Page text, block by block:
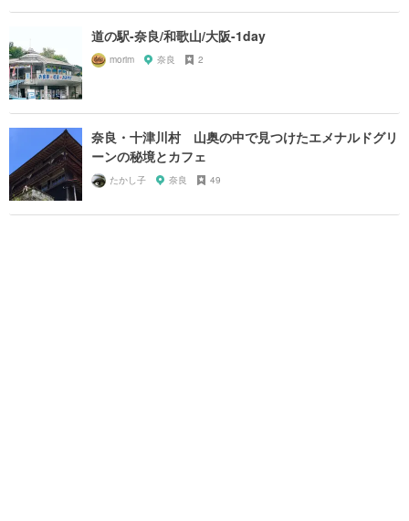
道の駅-奈良/和歌山/大阪-1day
morim 奈良 2
奈良・十津川村 山奥の中で見つけたエメナルドグリ
ーンの秘境とカフェ
たかし子 奈良 49